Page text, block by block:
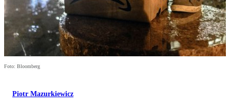
Foto: Bloomberg
Piotr Mazurkiewicz